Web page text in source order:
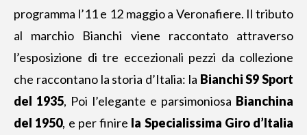
programma l’11 e 12 maggio a Veronafiere. Il tributo
al marchio Bianchi viene raccontato attraverso
l’esposizione di tre eccezionali pezzi da collezione
che raccontano la storia d’Italia: la Bianchi S9 Sport
del 1935, Poi l’elegante e parsimoniosa Bianchina
del 1950, e per finire la Specialissima Giro d’Italia